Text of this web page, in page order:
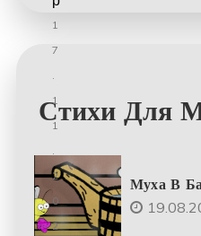
Стихи Для
Муха В
1
7
.
1
1
.
2
0
2